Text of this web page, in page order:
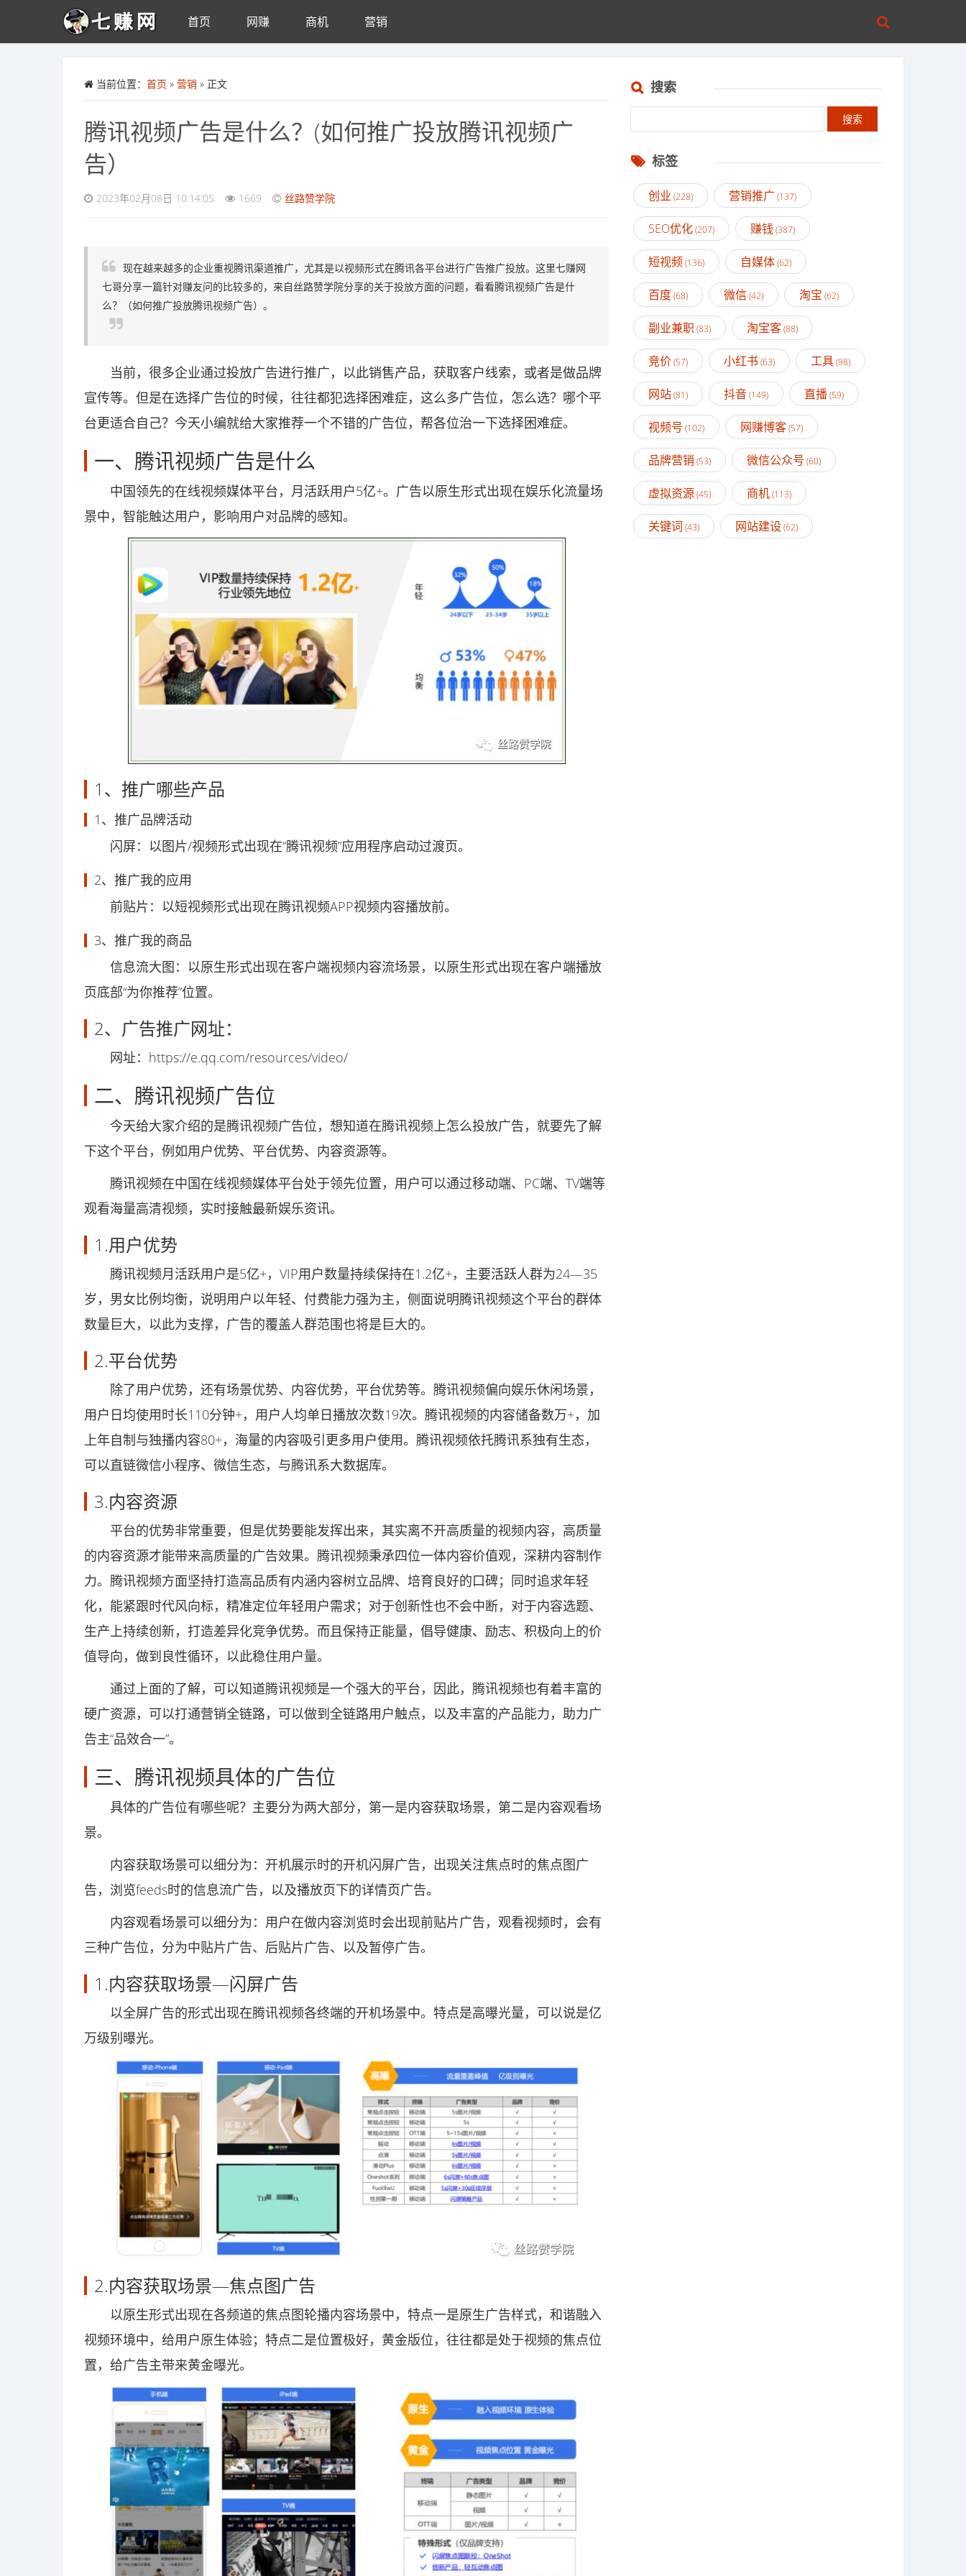
首页 网赚 商机 营销
当前位置： 首页 » 营销 » 正文
腾讯视频广告是什么？(如何推广投放腾讯视频广
告）
2023年02月08日 10:14:05 1669 丝路赞学院
现在越来越多的企业重视腾讯渠道推广，尤其是以视频形式在腾讯各平台进行广告推广投放。这里七赚网
七哥分享一篇针对赚友问的比较多的，来自丝路赞学院分享的关于投放方面的问题，看看腾讯视频广告是什
么？（如何推广投放腾讯视频广告）。
当前，很多企业通过投放广告进行推广，以此销售产品，获取客户线索，或者是做品牌
宣传等。但是在选择广告位的时候，往往都犯选择困难症，这么多广告位，怎么选？哪个平
台更适合自己？今天小编就给大家推荐一个不错的广告位，帮各位治一下选择困难症。
一、腾讯视频广告是什么
中国领先的在线视频媒体平台，月活跃用户5亿+。广告以原生形式出现在娱乐化流量场
景中，智能触达用户，影响用户对品牌的感知。
1、推广哪些产品
1、推广品牌活动
闪屏：以图片/视频形式出现在“腾讯视频”应用程序启动过渡页。
2、推广我的应用
前贴片：以短视频形式出现在腾讯视频APP视频内容播放前。
3、推广我的商品
信息流大图：以原生形式出现在客户端视频内容流场景，以原生形式出现在客户端播放
页底部“为你推荐”位置。
2、广告推广网址：
网址：https://e.qq.com/resources/video/
二、腾讯视频广告位
今天给大家介绍的是腾讯视频广告位，想知道在腾讯视频上怎么投放广告，就要先了解
下这个平台，例如用户优势、平台优势、内容资源等。
腾讯视频在中国在线视频媒体平台处于领先位置，用户可以通过移动端、PC端、TV端等
观看海量高清视频，实时接触最新娱乐资讯。
1.用户优势
腾讯视频月活跃用户是5亿+，VIP用户数量持续保持在1.2亿+，主要活跃人群为24—35
岁，男女比例均衡，说明用户以年轻、付费能力强为主，侧面说明腾讯视频这个平台的群体
数量巨大，以此为支撑，广告的覆盖人群范围也将是巨大的。
2.平台优势
除了用户优势，还有场景优势、内容优势，平台优势等。腾讯视频偏向娱乐休闲场景，
用户日均使用时长110分钟+，用户人均单日播放次数19次。腾讯视频的内容储备数万+，加
上年自制与独播内容80+，海量的内容吸引更多用户使用。腾讯视频依托腾讯系独有生态，
可以直链微信小程序、微信生态，与腾讯系大数据库。
3.内容资源
平台的优势非常重要，但是优势要能发挥出来，其实离不开高质量的视频内容，高质量
的内容资源才能带来高质量的广告效果。腾讯视频秉承四位一体内容价值观，深耕内容制作
力。腾讯视频方面坚持打造高品质有内涵内容树立品牌、培育良好的口碑；同时追求年轻
化，能紧跟时代风向标，精准定位年轻用户需求；对于创新性也不会中断，对于内容选题、
生产上持续创新，打造差异化竞争优势。而且保持正能量，倡导健康、励志、积极向上的价
值导向，做到良性循环，以此稳住用户量。
通过上面的了解，可以知道腾讯视频是一个强大的平台，因此，腾讯视频也有着丰富的
硬广资源，可以打通营销全链路，可以做到全链路用户触点，以及丰富的产品能力，助力广
告主“品效合一”。
三、腾讯视频具体的广告位
具体的广告位有哪些呢？主要分为两大部分，第一是内容获取场景，第二是内容观看场
景。
内容获取场景可以细分为：开机展示时的开机闪屏广告，出现关注焦点时的焦点图广
告，浏览feeds时的信息流广告，以及播放页下的详情页广告。
内容观看场景可以细分为：用户在做内容浏览时会出现前贴片广告，观看视频时，会有
三种广告位，分为中贴片广告、后贴片广告、以及暂停广告。
1.内容获取场景—闪屏广告
以全屏广告的形式出现在腾讯视频各终端的开机场景中。特点是高曝光量，可以说是亿
万级别曝光。
2.内容获取场景—焦点图广告
以原生形式出现在各频道的焦点图轮播内容场景中，特点一是原生广告样式，和谐融入
视频环境中，给用户原生体验；特点二是位置极好，黄金版位，往往都是处于视频的焦点位
置，给广告主带来黄金曝光。
搜索
标签
创业 (228) 营销推广 (137)
SEO优化(207) 赚钱(387)
短视频(136) 自媒体(62)
百度(68) 微信(42) 淘宝 (62)
副业兼职 (83) 淘宝客(88)
竞价(57) 小红书 (63) 工具(98)
网站(81) 抖音(149) 直播(59)
视频号 (102) 网赚博客(57)
品牌营销 (53) 微信公众号 (60)
虚拟资源(45) 商机(113)
关键词 (43) 网站建设(62)